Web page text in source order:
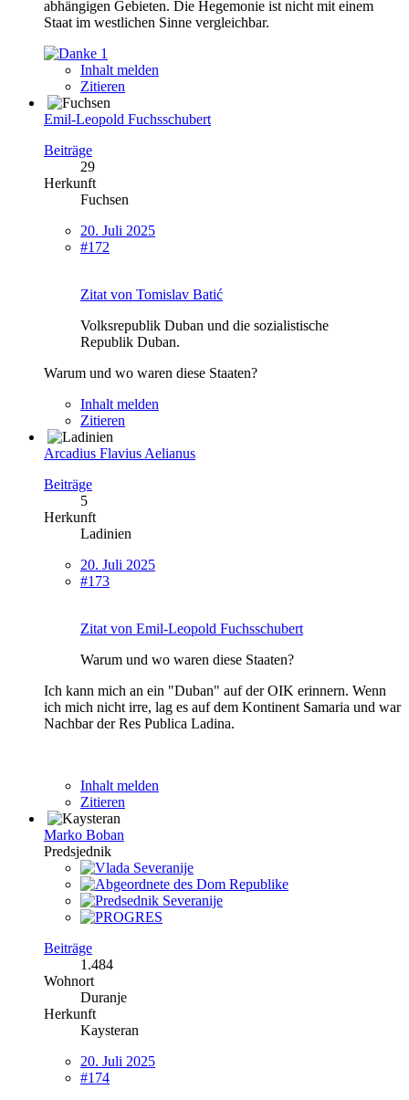
abhängigen Gebieten. Die Hegemonie ist nicht mit einem
Staat im westlichen Sinne vergleichbar.
1
Inhalt melden
Zitieren
Emil-Leopold Fuchsschubert
Beiträge
29
Herkunft
Fuchsen
20. Juli 2025
#172
Zitat von Tomislav Batić
Volksrepublik Duban und die sozialistische
Republik Duban.
Warum und wo waren diese Staaten?
Inhalt melden
Zitieren
Arcadius Flavius Aelianus
Beiträge
5
Herkunft
Ladinien
20. Juli 2025
#173
Zitat von Emil-Leopold Fuchsschubert
Warum und wo waren diese Staaten?
Ich kann mich an ein "Duban" auf der OIK erinnern. Wenn
ich mich nicht irre, lag es auf dem Kontinent Samaria und war
Nachbar der Res Publica Ladina.
Inhalt melden
Zitieren
Marko Boban
Predsjednik
Beiträge
1.484
Wohnort
Duranje
Herkunft
Kaysteran
20. Juli 2025
#174